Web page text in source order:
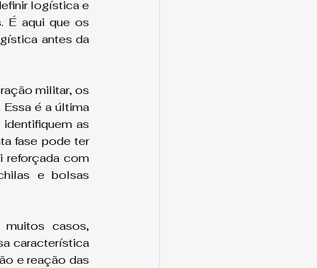
logística e
É aqui que os
antes da
militar, os
é a última
as
fase pode ter
reforçada com
e bolsas
casos,
característica
e reação das